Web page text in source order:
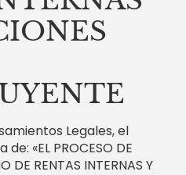
Legales, el
«EL PROCESO DE
DE RENTAS INTERNAS Y